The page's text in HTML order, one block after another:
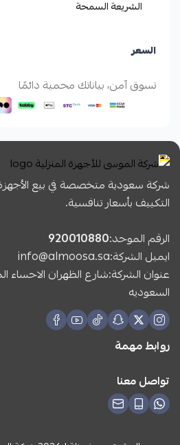
الشريعة السمحة
السعر
تسوق آمن، بياناتك محمية دائمًا
شركة سعودية متخصصة في بيع
التكييف بأسعار تنافسية.
الرقم الموحد:920010880
ايميل الشركة:info@almoosa.sa
عنوان الشركة:شارع الظهران الاحساء
السعوديه
روابط مهمة
تواصل معنا